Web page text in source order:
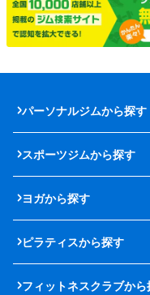
パーソナルジムから探す
スポーツジムから探す
ヨガから探す
ピラティスから探す
フィットネスクラブから